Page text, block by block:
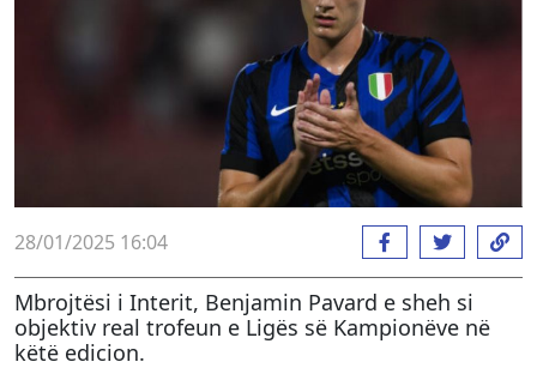
28/01/2025 16:04
Mbrojtësi i Interit, Benjamin Pavard e sheh si
objektiv real trofeun e Ligës së Kampionëve në
këtë edicion.